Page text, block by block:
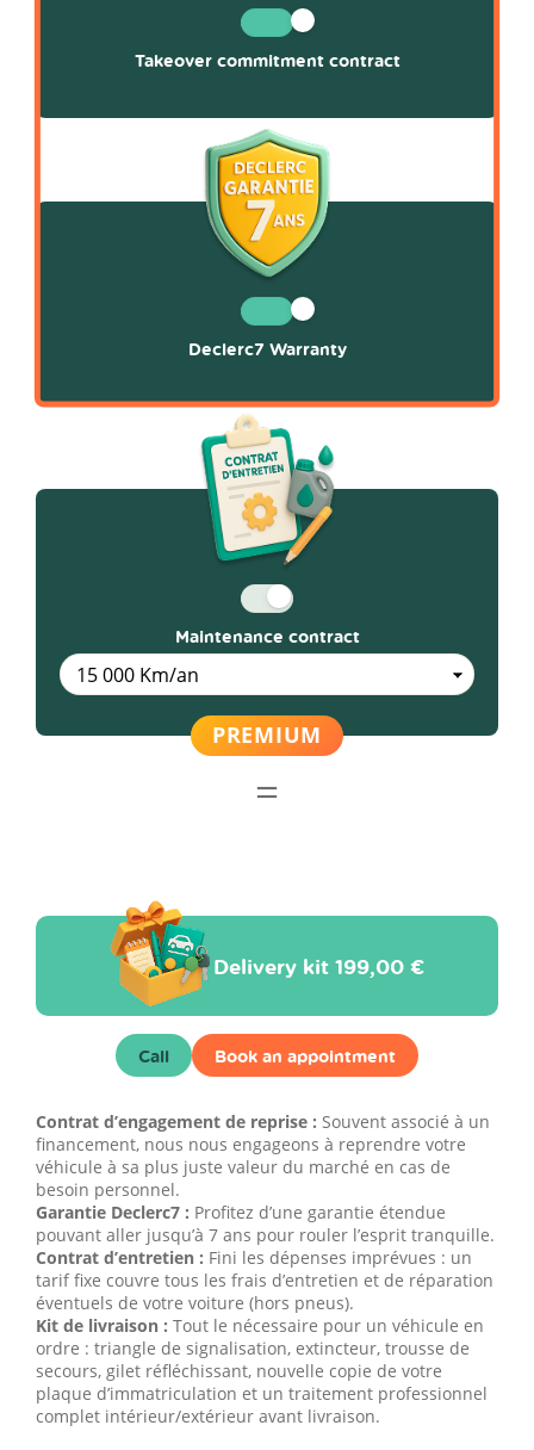
Takeover commitment contract
Declerc7 Warranty
Maintenance contract
Delivery kit199,00 €
Call Book an appointment
Contrat d’engagement de reprise : Souvent associé à un
financement, nous nous engageons à reprendre votre
véhicule à sa plus juste valeur du marché en cas de
besoin personnel.
Garantie Declerc7 : Profitez d’une garantie étendue
pouvant aller jusqu’à 7 ans pour rouler l’esprit tranquille.
Contrat d’entretien : Fini les dépenses imprévues : un
tarif fixe couvre tous les frais d’entretien et de réparation
éventuels de votre voiture (hors pneus).
Kit de livraison : Tout le nécessaire pour un véhicule en
ordre : triangle de signalisation, extincteur, trousse de
secours, gilet réfléchissant, nouvelle copie de votre
plaque d’immatriculation et un traitement professionnel
complet intérieur/extérieur avant livraison.